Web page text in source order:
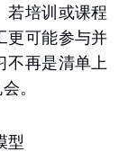
若培训或课程
更可能参与并
不再是清单上
。
型